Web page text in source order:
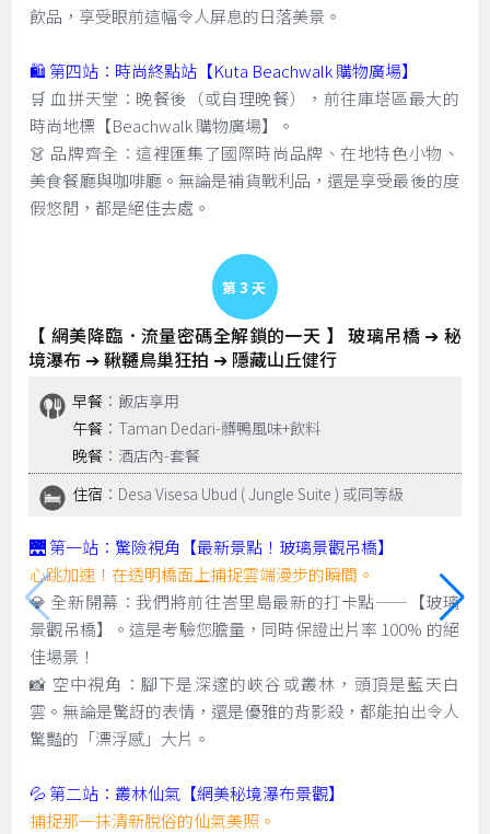
飲品，享受眼前這幅令人屏息的日落美景。
🛍️ 第四站：時尚終點站【Kuta Beachwalk 購物廣場】
🛒 血拼天堂：晚餐後（或自理晚餐），前往庫塔區最大的
時尚地標【Beachwalk 購物廣場】。
👗 品牌齊全：這裡匯集了國際時尚品牌、在地特色小物、
美食餐廳與咖啡廳。無論是補貨戰利品，還是享受最後的度
假悠閒，都是絕佳去處。
Day 3
【 網美降臨．流量密碼全解鎖的一天 】 玻璃吊橋 ➔ 秘
境瀑布 ➔ 鞦韆鳥巢狂拍 ➔ 隱藏山丘健行
早餐 ：飯店享用
午餐 ：Taman Dedari-髒鴨風味+飲料
晚餐 ：酒店內-套餐
住宿 ：Desa Visesa Ubud ( Jungle Suite ) 或同等級
🌉 第一站：驚險視角【最新景點！玻璃景觀吊橋】
心跳加速！在透明橋面上捕捉雲端漫步的瞬間。
💎 全新開幕：我們將前往峇里島最新的打卡點——【玻璃
景觀吊橋】。這是考驗您膽量，同時保證出片率 100% 的絕
佳場景！
📸 空中視角：腳下是深邃的峽谷或叢林，頭頂是藍天白
雲。無論是驚訝的表情，還是優雅的背影殺，都能拍出令人
驚豔的「漂浮感」大片。
💦 第二站：叢林仙氣【網美秘境瀑布景觀】
捕捉那一抹清新脫俗的仙氣美照。